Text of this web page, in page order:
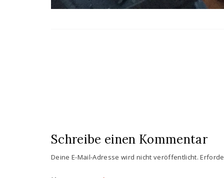
Schreibe einen Kommentar
Deine E-Mail-Adresse wird nicht veröffentlicht.